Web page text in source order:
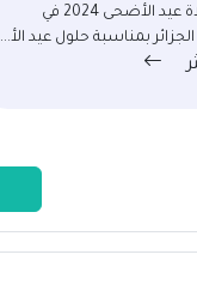
موعد صلاة عيد الأضحى 2024 في
بمناسبة حلول عيد الأ...